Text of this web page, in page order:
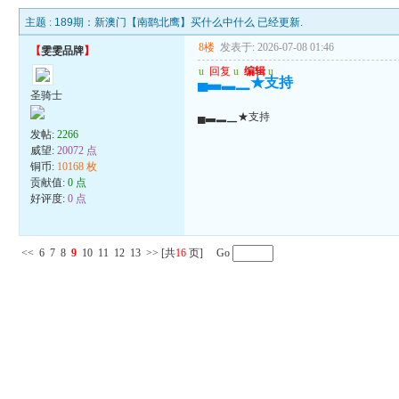
主题 : 189期：新澳门【南鹞北鹰】买什么中什么 已经更新.
【雯雯品牌】
圣骑士
发帖:2266
威望:20072 点
铜币: 10168 枚
贡献值:0 点
好评度:0 点
8楼 发表于: 2026-07-08 01:46
u 回复 u 编辑 u
▄▃▂▁★支持
▄▃▂▁★支持
<< 6 7 8 9 10 11 12 13 >> [共16 页] Go